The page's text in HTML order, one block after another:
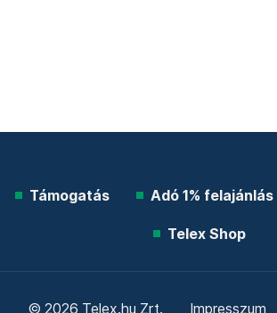
Támogatás Adó 1% felajánlás
Telex Shop
© 2026 Telex.hu Zrt. Impresszum